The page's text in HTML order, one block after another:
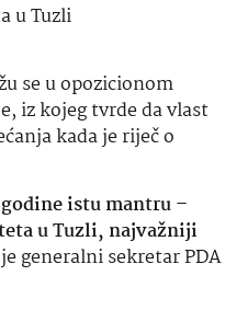
se u opozicionom
iz kojeg tvrde da vlast
kada je riječ o
istu mantru –
u Tuzli, najvažniji
generalni sekretar PDA